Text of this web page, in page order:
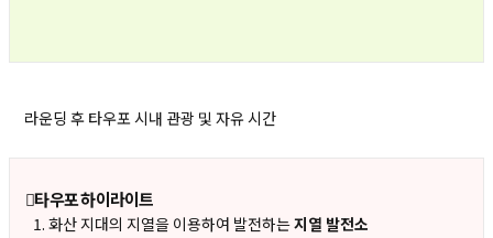
라운딩 후 타우포 시내 관광 및 자유 시간
타우포 하이라이트
화산 지대의 지열을 이용하여 발전하는지열 발전소